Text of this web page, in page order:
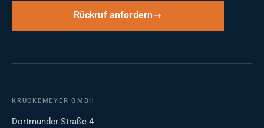
Rückruf anfordern
KRÜCKEMEYER GMBH
Dortmunder Straße 4